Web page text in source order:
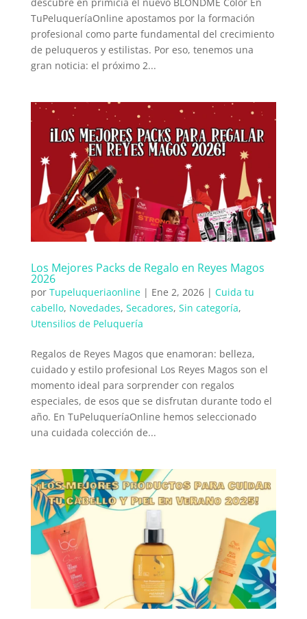
TuPeluqueríaOnline apostamos por la formación
profesional como parte fundamental del crecimiento
de peluqueros y estilistas. Por eso, tenemos una
gran noticia: el próximo 2...
Los Mejores Packs de Regalo en Reyes Magos
2026
por Tupeluqueriaonline| Ene 2, 2026| Cuida tu
cabello, Novedades, Secadores, Sin categoría,
Utensilios de Peluquería
Regalos de Reyes Magos que enamoran: belleza,
cuidado y estilo profesional Los Reyes Magos son el
momento ideal para sorprender con regalos
especiales, de esos que se disfrutan durante todo el
año. En TuPeluqueríaOnline hemos seleccionado
una cuidada colección de...